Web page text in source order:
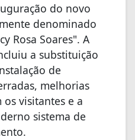
do novo
denominado
Rosa Soares". A
a substituição
de
melhorias
os visitantes e a
sistema de